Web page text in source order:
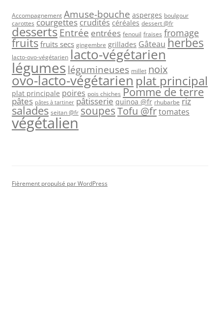
Accompagnement Amuse-bouche asperges boulgour
carottes courgettes crudités céréales dessert @fr
desserts Entrée entrées fenouil fraises fromage
fruits fruits secs gingembre grillades Gâteau herbes
lacto-ovo-végétarien lacto-végétarien
légumes légumineuses millet noix
ovo-lacto-végétarien plat principal
plat principale poires pois chiches Pomme de terre
pâtes pâtes à tartiner pâtisserie quinoa @fr rhubarbe riz
salades seitan @fr soupesTofu @frtomates
végétalien
Fièrement propulsé par WordPress